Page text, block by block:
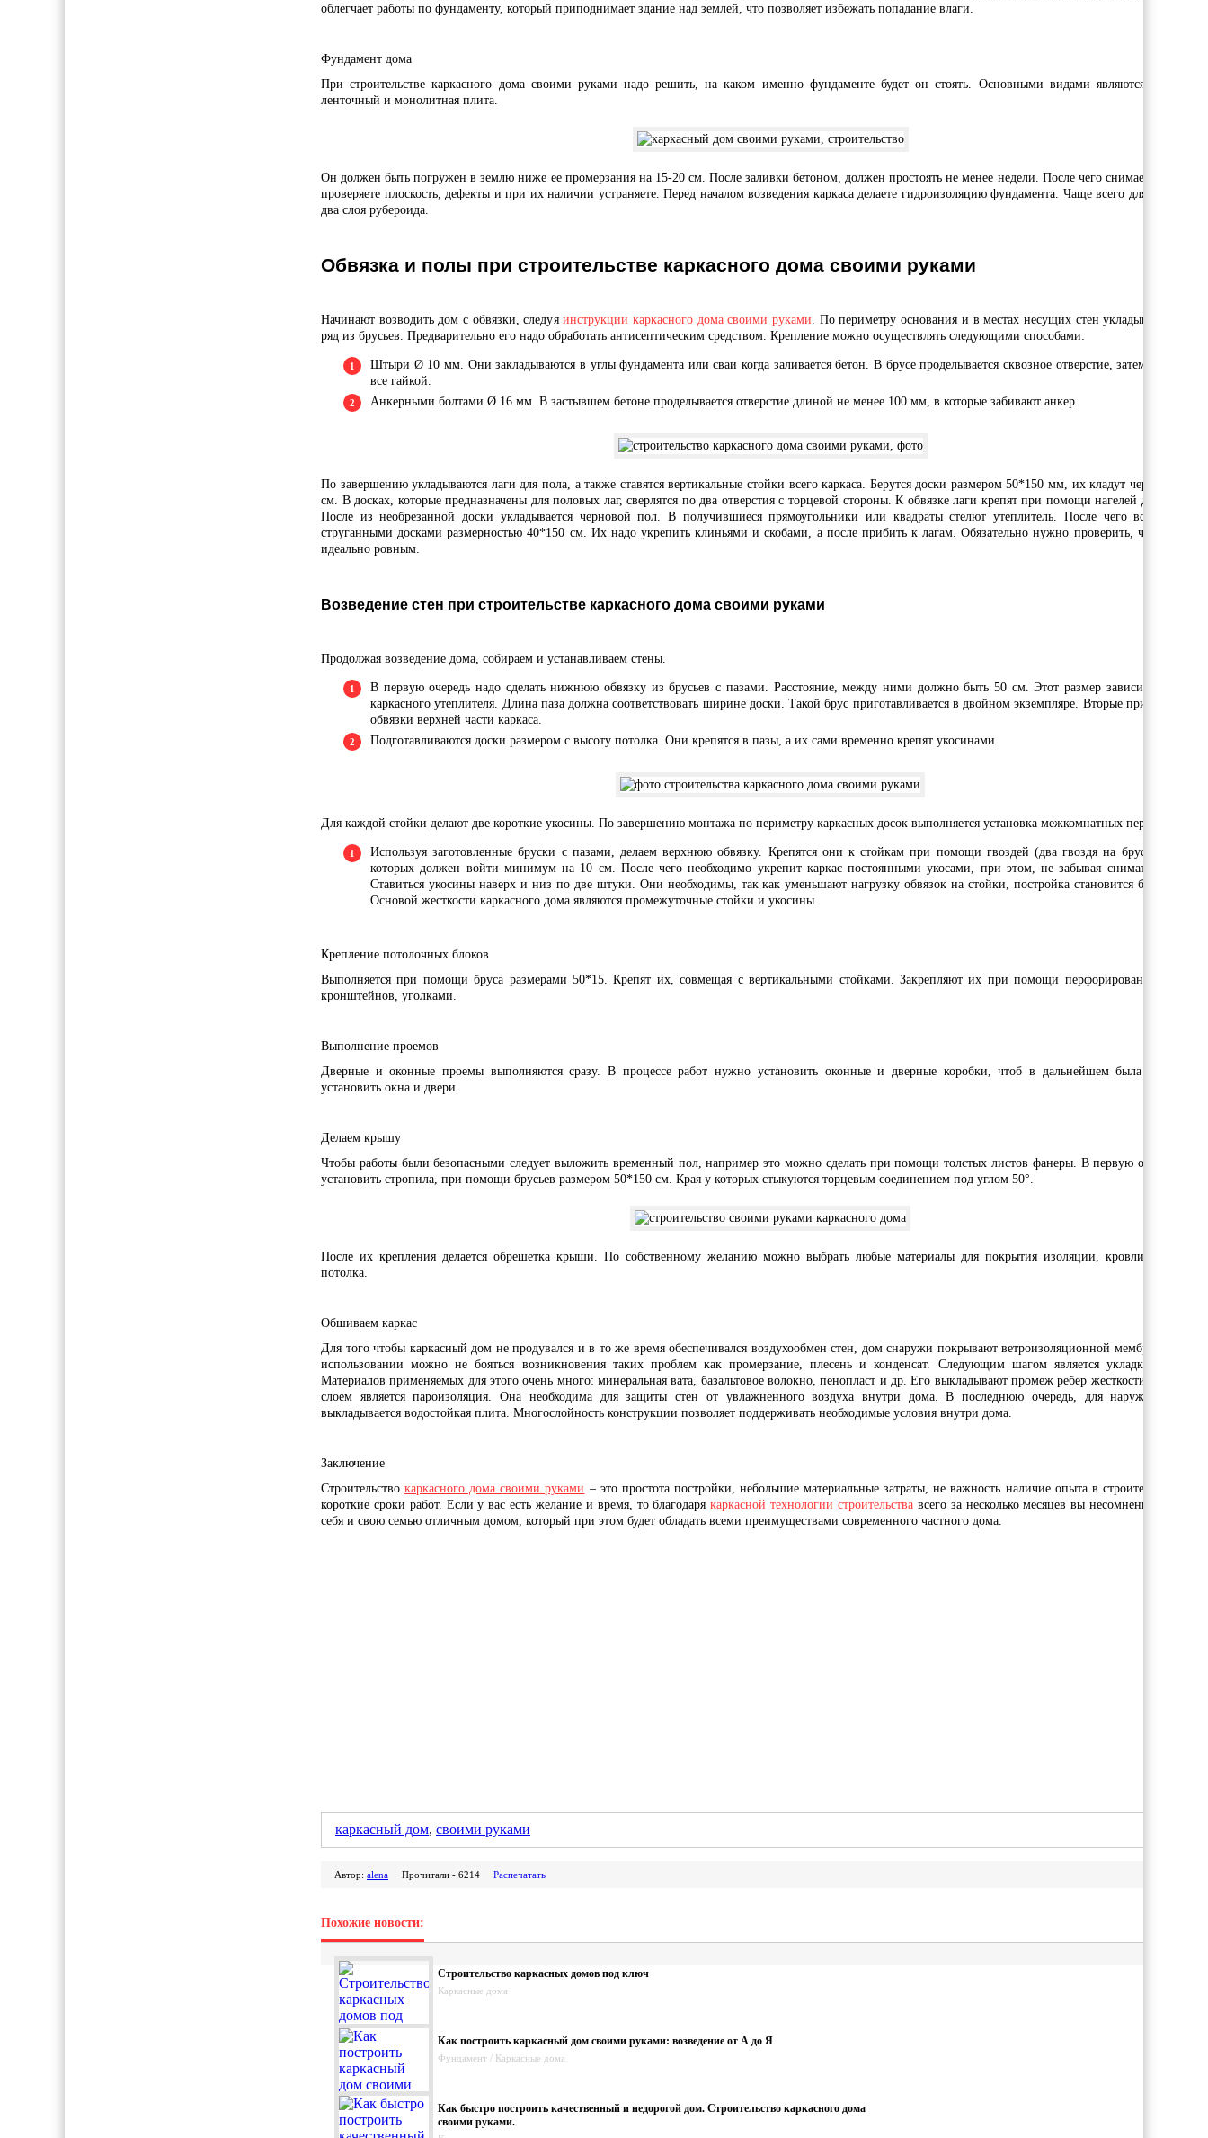
облегчает работы по фундаменту, который приподнимает здание над землей, что позволяет избежать попадание влаги.
Фундамент дома
При строительстве каркасного дома своими руками надо решить, на каком именно фундаменте будет он стоять. Основными видами являются:
ленточный и монолитная плита.
Он должен быть погружен в землю ниже ее промерзания на 15-20 см. После заливки бетоном, должен простоять не менее недели. После чего снимаете
проверяете плоскость, дефекты и при их наличии устраняете. Перед началом возведения каркаса делаете гидроизоляцию фундамента. Чаще всего для этого
два слоя рубероида.
Обвязка и полы при строительстве каркасного дома своими руками
Начинают возводить дом с обвязки, следуяинструкции каркасного дома своими руками . По периметру основания и в местах несущих стен укладывается
ряд из брусьев. Предварительно его надо обработать антисептическим средством. Крепление можно осуществлять следующими способами:
Штыри Ø 10 мм. Они закладываются в углы фундамента или сваи когда заливается бетон. В брусе проделывается сквозное отверстие, затем
все гайкой.
Анкерными болтами Ø 16 мм. В застывшем бетоне проделывается отверстие длиной не менее 100 мм, в которые забивают анкер.
По завершению укладываются лаги для пола, а также ставятся вертикальные стойки всего каркаса. Берутся доски размером 50*150 мм, их кладут через каждые
см. В досках, которые предназначены для половых лаг, сверлятся по два отверстия с торцевой стороны. К обвязке лаги крепят при помощи нагелей длиной 26
После из необрезанной доски укладывается черновой пол. В получившиеся прямоугольники или квадраты стелют утеплитель. После чего все
струганными досками размерностью 40*150 см. Их надо укрепить клиньями и скобами, а после прибить к лагам. Обязательно нужно проверить, чтобы пол
идеально ровным.
Возведение стен при строительстве каркасного дома своими руками
Продолжая возведение дома, собираем и устанавливаем стены.
В первую очередь надо сделать нижнюю обвязку из брусьев с пазами. Расстояние, между ними должно быть 50 см. Этот размер зависит от
каркасного утеплителя. Длина паза должна соответствовать ширине доски. Такой брус приготавливается в двойном экземпляре. Вторые применяются
обвязки верхней части каркаса.
Подготавливаются доски размером с высоту потолка. Они крепятся в пазы, а их сами временно крепят укосинами.
Для каждой стойки делают две короткие укосины. По завершению монтажа по периметру каркасных досок выполняется установка межкомнатных перегородок.
Используя заготовленные бруски с пазами, делаем верхнюю обвязку. Крепятся они к стойкам при помощи гвоздей (два гвоздя на брус), каждый
которых должен войти минимум на 10 см. После чего необходимо укрепит каркас постоянными укосами, при этом, не забывая снимать
Ставиться укосины наверх и низ по две штуки. Они необходимы, так как уменьшают нагрузку обвязок на стойки, постройка становится более
Основой жесткости каркасного дома являются промежуточные стойки и укосины.
Крепление потолочных блоков
Выполняется при помощи бруса размерами 50*15. Крепят их, совмещая с вертикальными стойками. Закрепляют их при помощи перфорированных
кронштейнов, уголками.
Выполнение проемов
Дверные и оконные проемы выполняются сразу. В процессе работ нужно установить оконные и дверные коробки, чтоб в дальнейшем была
установить окна и двери.
Делаем крышу
Чтобы работы были безопасными следует выложить временный пол, например это можно сделать при помощи толстых листов фанеры. В первую очередь
установить стропила, при помощи брусьев размером 50*150 см. Края у которых стыкуются торцевым соединением под углом 50°.
После их крепления делается обрешетка крыши. По собственному желанию можно выбрать любые материалы для покрытия изоляции, кровли и
потолка.
Обшиваем каркас
Для того чтобы каркасный дом не продувался и в то же время обеспечивался воздухообмен стен, дом снаружи покрывают ветроизоляционной мембраной. При
использовании можно не бояться возникновения таких проблем как промерзание, плесень и конденсат. Следующим шагом является укладка
Материалов применяемых для этого очень много: минеральная вата, базальтовое волокно, пенопласт и др. Его выкладывают промеж ребер жесткости.
слоем является пароизоляция. Она необходима для защиты стен от увлажненного воздуха внутри дома. В последнюю очередь, для наружной
выкладывается водостойкая плита. Многослойность конструкции позволяет поддерживать необходимые условия внутри дома.
Заключение
Строительствокаркасного дома своими руками – это простота постройки, небольшие материальные затраты, не важность наличие опыта в строительстве
короткие сроки работ. Если у вас есть желание и время, то благодарякаркасной технологии строительства всего за несколько месяцев вы несомненно
себя и свою семью отличным домом, который при этом будет обладать всеми преимуществами современного частного дома.
каркасный дом, своими руками
Автор: alena Прочитали - 6214 Распечатать
Похожие новости:
Строительство каркасных домов под ключ
Каркасные дома
Как построить каркасный дом своими руками: возведение от А до Я
Фундамент / Каркасные дома
Как быстро построить качественный и недорогой дом. Строительство каркасного дома
своими руками.